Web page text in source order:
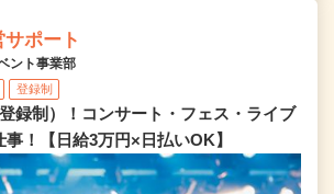
ポート
ント事業部
登録制
録制）！コンサート・フェス・ライブ
！【日給3万円×日払いOK】